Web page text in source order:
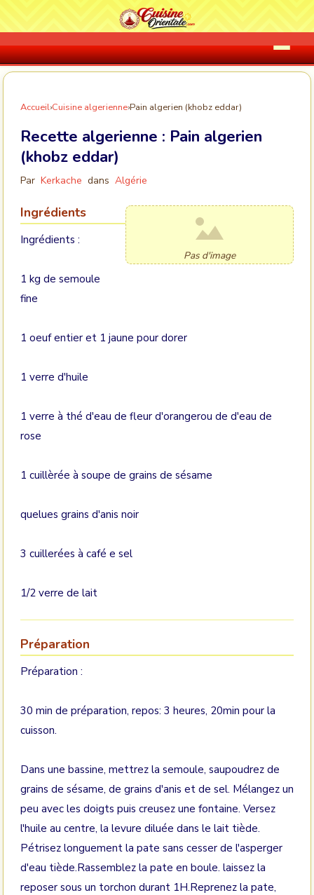
Accueil›Cuisine algerienne›Pain algerien (khobz eddar)
Recette algerienne : Pain algerien
(khobz eddar)
Par Kerkache dans Algérie
Pas d'image
Ingrédients
Ingrédients :
1 kg de semoule
fine
1 oeuf entier et 1 jaune pour dorer
1 verre d'huile
1 verre à thé d'eau de fleur d'orangerou de d'eau de
rose
1 cuillèrée à soupe de grains de sésame
quelues grains d'anis noir
3 cuillerées à café e sel
1/2 verre de lait
Préparation
Préparation :
30 min de préparation, repos: 3 heures, 20min pour la
cuisson.
Dans une bassine, mettrez la semoule, saupoudrez de
grains de sésame, de grains d'anis et de sel. Mélangez un
peu avec les doigts puis creusez une fontaine. Versez
l'huile au centre, la levure diluée dans le lait tiède.
Pétrisez longuement la pate sans cesser de l'asperger
d'eau tiède.Rassemblez la pate en boule. laissez la
reposer sous un torchon durant 1H.Reprenez la pate,